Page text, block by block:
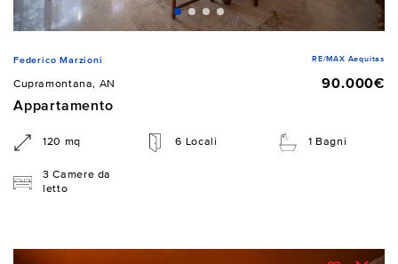
Federico Marzioni RE/MAX Aequitas
Cupramontana, AN
90.000€
Appartamento
120 mq 6 Locali 1 Bagni
3 Camere da
letto